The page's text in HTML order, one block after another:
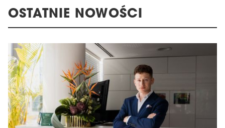
OSTATNIE NOWOŚCI